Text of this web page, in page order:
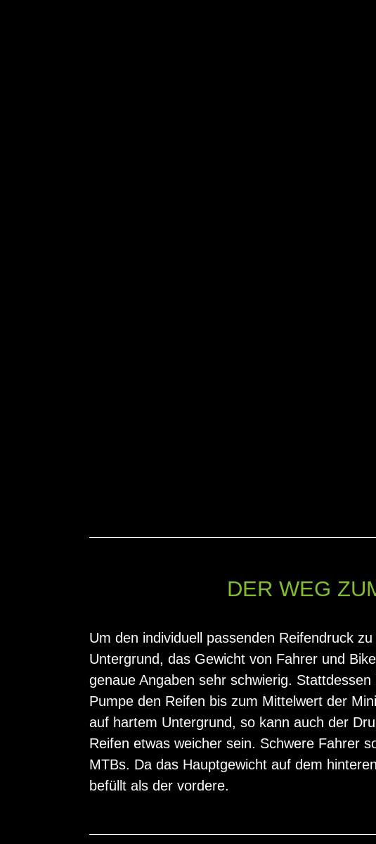
DER WEG
Um den individuell passenden Reifendruck
Untergrund, das Gewicht von Fahrer und
genaue Angaben sehr schwierig.
Pumpe den Reifen bis zum Mittelwert der
auf hartem Untergrund, so kann auch der
Reifen etwas weicher sein. Schwere Fahrer
MTBs. Da das Hauptgewicht auf dem
befüllt als der vordere.